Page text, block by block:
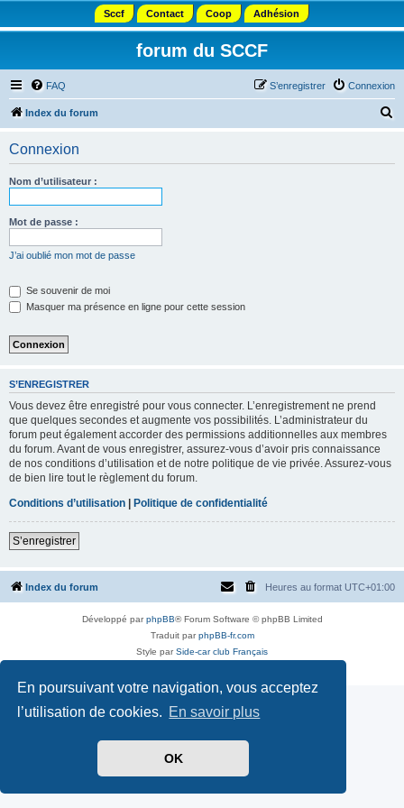
En poursuivant votre navigation, vous acceptez
l’utilisation de cookies. En savoir plus
OK
Sccf Contact Coop Adhésion
forum du SCCF
FAQ Connexion
S’enregistrer
Index du forum
Connexion
Nom d’utilisateur :
Mot de passe :
J’ai oublié mon mot de passe
Se souvenir de moi
Masquer ma présence en ligne pour cette session
S’ENREGISTRER
Vous devez être enregistré pour vous connecter. L’enregistrement ne prend
que quelques secondes et augmente vos possibilités. L’administrateur du
forum peut également accorder des permissions additionnelles aux membres
du forum. Avant de vous enregistrer, assurez-vous d’avoir pris connaissance
de nos conditions d’utilisation et de notre politique de vie privée. Assurez-vous
de bien lire tout le règlement du forum.
Conditions d’utilisation | Politique de confidentialité
S’enregistrer
Index du forum Heures au format UTC+01:00
Développé parphpBB® Forum Software © phpBB Limited
Traduit parphpBB-fr.com
Style parSide-car club Français